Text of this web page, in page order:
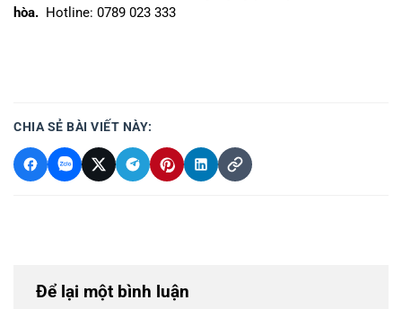
hòa. Hotline: 0789 023 333
CHIA SẺ BÀI VIẾT NÀY:
Để lại một bình luận